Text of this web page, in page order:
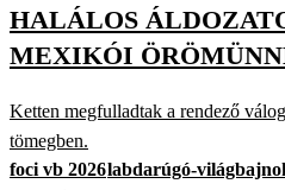
HALÁLOS
MEXIKÓI
Ketten megfulladtak a rendező
tömegben.
foci vb 2026labdarúgó-